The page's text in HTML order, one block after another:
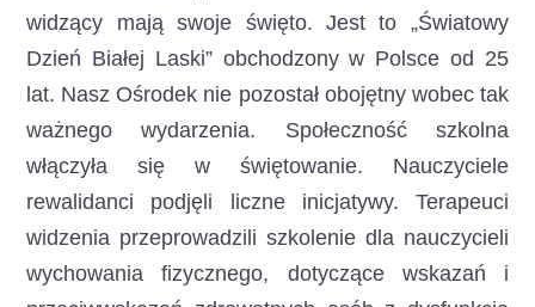
widzący mają swoje święto. Jest to „Światowy
Dzień Białej Laski” obchodzony w Polsce od 25
lat. Nasz Ośrodek nie pozostał obojętny wobec tak
ważnego wydarzenia. Społeczność szkolna
włączyła się w świętowanie. Nauczyciele
rewalidanci podjęli liczne inicjatywy. Terapeuci
widzenia przeprowadzili szkolenie dla nauczycieli
wychowania fizycznego, dotyczące wskazań i